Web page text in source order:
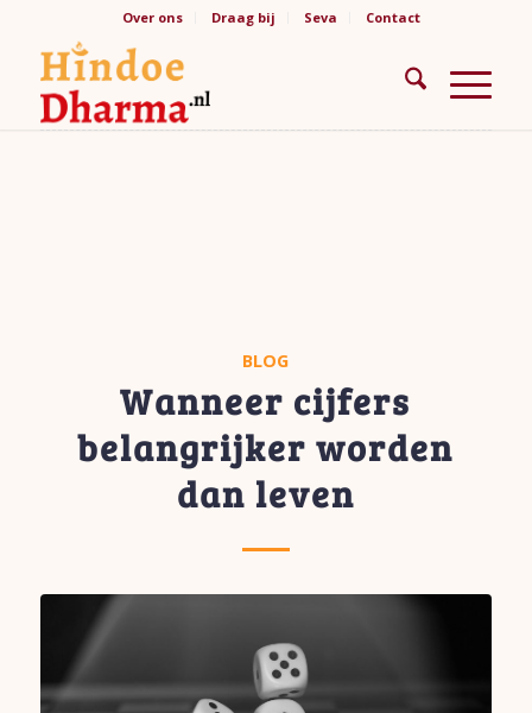
Over ons Draag bij Seva Contact
BLOG
Wanneer cijfers
belangrijker worden
dan leven